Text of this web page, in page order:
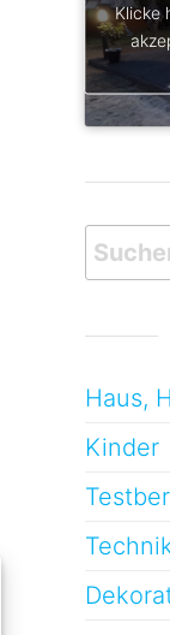
Klicke
Haus,
Kinder